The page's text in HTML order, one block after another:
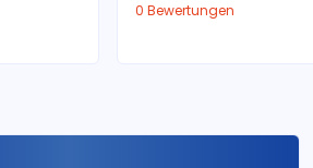
0 Bewertungen